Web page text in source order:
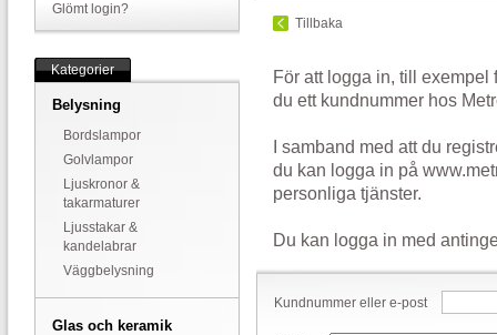
Glömt login?
Kategorier
Belysning
Bordslampor
Golvlampor
Ljuskronor &
takarmaturer
Ljusstakar &
kandelabrar
Väggbelysning
Glas och keramik
Tillbaka
För att logga in, till exempel
du ett kundnummer hos
I samband med att du
du kan logga in på
personliga tjänster.
Du kan logga in med
Kundnummer eller e-post